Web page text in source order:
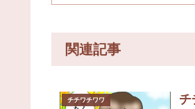
関連記事
チチワチワワ チ